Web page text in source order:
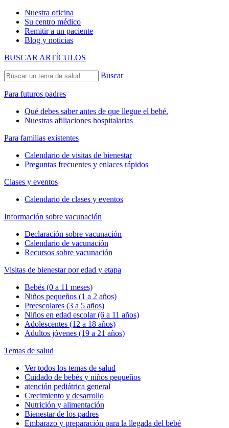
Nuestra oficina
Su centro médico
Remitir a un paciente
Blog y noticias
BUSCAR ARTÍCULOS
Buscar
Para futuros padres
Qué debes saber antes de que llegue el bebé.
Nuestras afiliaciones hospitalarias
Para familias existentes
Calendario de visitas de bienestar
Preguntas frecuentes y enlaces rápidos
Clases y eventos
Calendario de clases y eventos
Información sobre vacunación
Declaración sobre vacunación
Calendario de vacunación
Recursos sobre vacunación
Visitas de bienestar por edad y etapa
Bebés (0 a 11 meses)
Niños pequeños (1 a 2 años)
Preescolares (3 a 5 años)
Niños en edad escolar (6 a 11 años)
Adolescentes (12 a 18 años)
Adultos jóvenes (19 a 21 años)
Temas de salud
Ver todos los temas de salud
Cuidado de bebés y niños pequeños
atención pediátrica general
Crecimiento y desarrollo
Nutrición y alimentación
Bienestar de los padres
Embarazo y preparación para la llegada del bebé